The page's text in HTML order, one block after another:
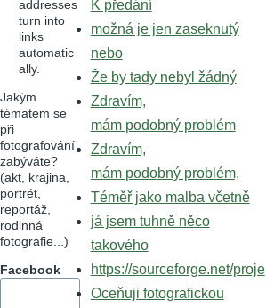
addresses
turn into
links
automatic
ally.
Jakým
tématem se
při
fotografování
zabýváte?
(akt, krajina,
portrét,
reportáž,
rodinná
fotografie...)
Facebook
K předání
možná je jen zaseknutý
nebo
Že by tady nebyl žádný
Zdravím,
mám podobný problém
Zdravím,
mám podobný problém,
Téměř jako malba včetně
já jsem tuhně něco
takového
https://sourceforge.net/proje
Oceňuji fotografickou